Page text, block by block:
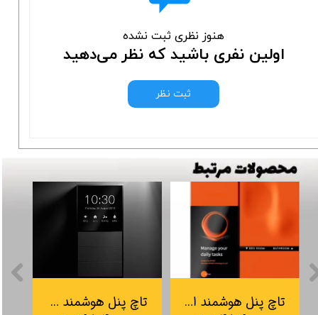
هنوز نظری ثبت نشده
اولین نفری باشید که نظر می‌دهید
ثبت نظر
تاچ پنل هوشمند orvibo مدل Mixpad S خاکستری تاچ پنل هوشمند اورویبو مدل دیفای/ Mixpad Defy orvibo